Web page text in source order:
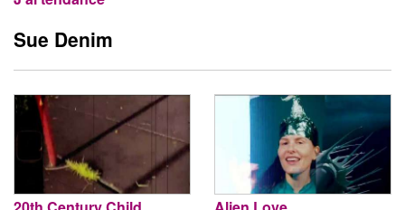
Sue Denim